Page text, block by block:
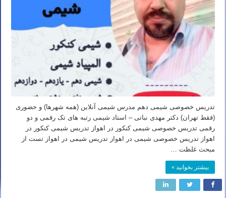
تدریس خصوصی شیمی دهم مدرس شیمی آنلاین (همه شهرها) و حضوری
(فقط تهران) دکتر مهدی نباتی – استاد شیمی رتبه های تک رقمی و دو
رقمی تدریس خصوصی شیمی کنکور در اهواز تدریس شیمی کنکور در
اهواز تدریس خصوصی شیمی در اهواز تدریس شیمی در اهواز تست از
مبحث غلظت …
بیشتر بخوانید »